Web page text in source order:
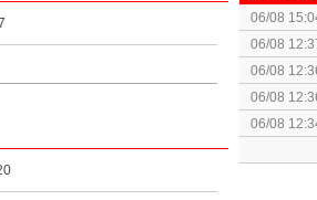
06/08
06/08
06/08
06/08
06/08